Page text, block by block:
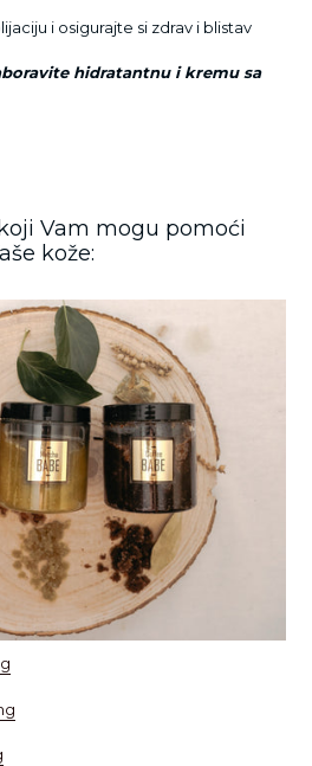
i osigurajte si zdrav i blistav
hidratantnu i kremu sa
Vam mogu pomoći
kože: